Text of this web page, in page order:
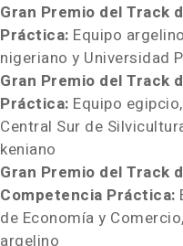
Gran Premio del Track
Práctica: Equipo
nigeriano y Universidad
Gran Premio del Track
Práctica: Equipo
Central Sur de
keniano
Gran Premio del Track
Competencia Práctica:
de Economía y
argelino